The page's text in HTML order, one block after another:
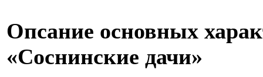
Опсание основных
«Соснинские дачи»